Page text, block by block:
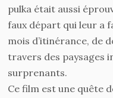
pulka était aussi
faux départ qui leur a
mois d’itinérance, de
travers des paysages
surprenants.
Ce film est une quête